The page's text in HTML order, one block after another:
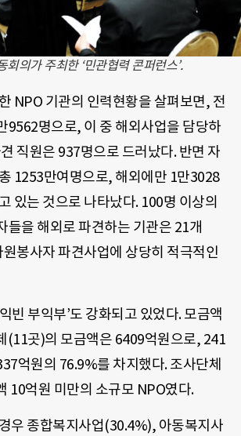
회의가 주최한 ‘민관협력 콘퍼런스’.
NPO 기관의 인력현황을 살펴보면, 전
9562명으로, 이 중 해외사업을 담당하
직원은 937명으로 드러났다. 반면 자
1253만여명으로, 해외에만 1만3028
있는 것으로 나타났다. 100명 이상의
들을 해외로 파견하는 기관은 21개
봉사자 파견사업에 상당히 적극적인
빈 부익부’도 강화되고 있었다. 모금액
(11곳)의 모금액은 6409억원으로, 241
억원의 76.9%를 차지했다. 조사단체
10억원 미만의 소규모 NPO였다.
우 종합복지사업(30.4%), 아동복지사